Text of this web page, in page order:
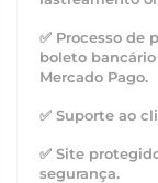
✅ Processo
boleto
Mercado Pago.
✅ Suporte ao
✅ Site
segurança.